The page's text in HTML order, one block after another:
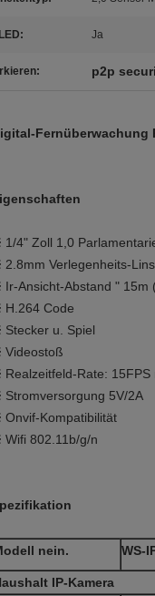
Ja
p2p
Fernüberwachung
1/4" Zoll 1,0
2.8mm Verlegenheits-
Ir-Ansicht-Abstand " 15m
H.264 Code
Stecker u. Spiel
Videostoß
Realzeitfeld-Rate: 15FPS
Stromversorgung 5V/2A
Onvif-Kompatibilität
Wifi 802.11b/g/n
nein. WS-
IP-Kamera